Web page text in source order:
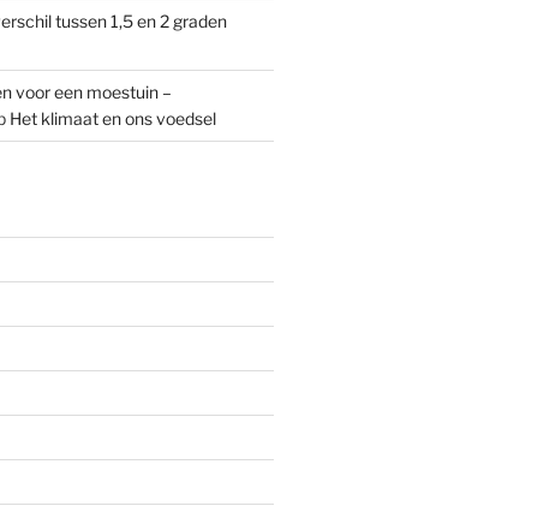
tussen 1,5 en 2 graden
voor een moestuin –
Het klimaat en ons voedsel